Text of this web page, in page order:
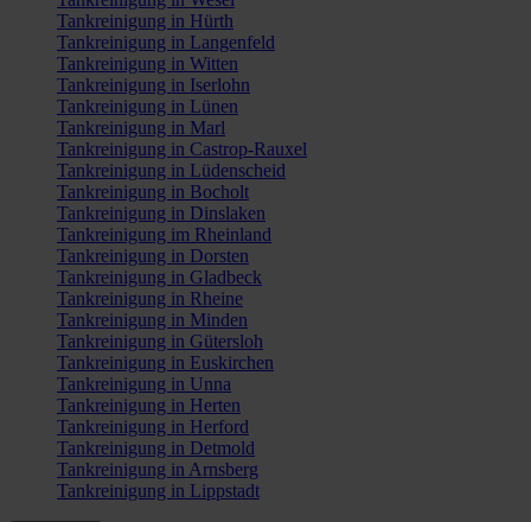
Tankreinigung in Hürth
Tankreinigung in Langenfeld
Tankreinigung in Witten
Tankreinigung in Iserlohn
Tankreinigung in Lünen
Tankreinigung in Marl
Tankreinigung in Castrop-Rauxel
Tankreinigung in Lüdenscheid
Tankreinigung in Bocholt
Tankreinigung in Dinslaken
Tankreinigung im Rheinland
Tankreinigung in Dorsten
Tankreinigung in Gladbeck
Tankreinigung in Rheine
Tankreinigung in Minden
Tankreinigung in Gütersloh
Tankreinigung in Euskirchen
Tankreinigung in Unna
Tankreinigung in Herten
Tankreinigung in Herford
Tankreinigung in Detmold
Tankreinigung in Arnsberg
Tankreinigung in Lippstadt